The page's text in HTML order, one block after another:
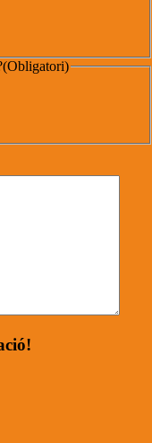
(Obligatori)